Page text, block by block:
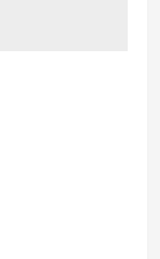
на Canon
спереди